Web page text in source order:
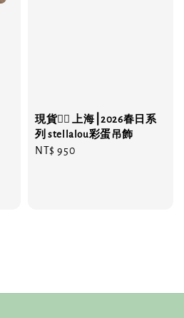
現貨❤️‍🔥 上海⎮2026春日系
列 stellalou彩蛋吊飾
Regular
NT$ 950